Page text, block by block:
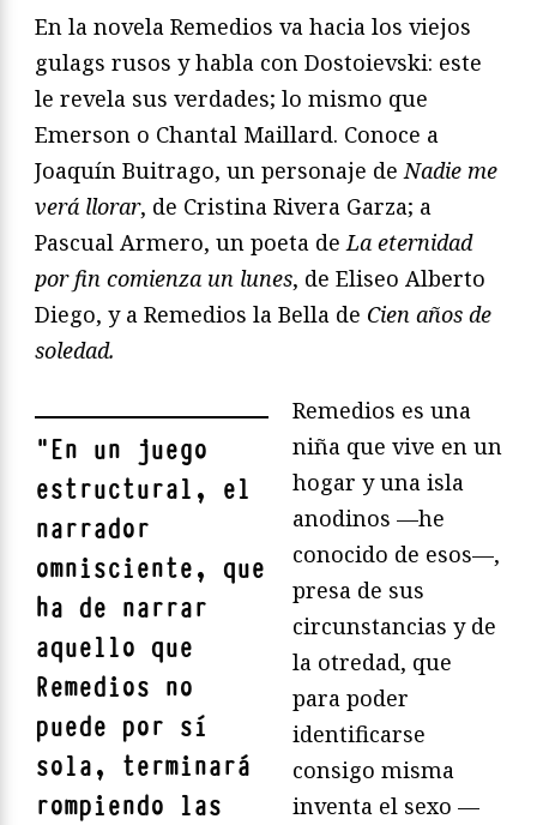
En la novela Remedios va hacia los viejos
gulags rusos y habla con Dostoievski: este
le revela sus verdades; lo mismo que
Emerson o Chantal Maillard. Conoce a
Joaquín Buitrago, un personaje de Nadie me
verá llorar, de Cristina Rivera Garza; a
Pascual Armero, un poeta de La eternidad
por fin comienza un lunes, de Eliseo Alberto
Diego, y a Remedios la Bella de Cien años de
soledad.
"En un juego
estructural, el
narrador
omnisciente, que
ha de narrar
aquello que
Remedios no
puede por sí
sola, terminará
rompiendo las
Remedios es una
niña que vive en un
hogar y una isla
anodinos —he
conocido de esos—,
presa de sus
circunstancias y de
la otredad, que
para poder
identificarse
consigo misma
inventa el sexo —